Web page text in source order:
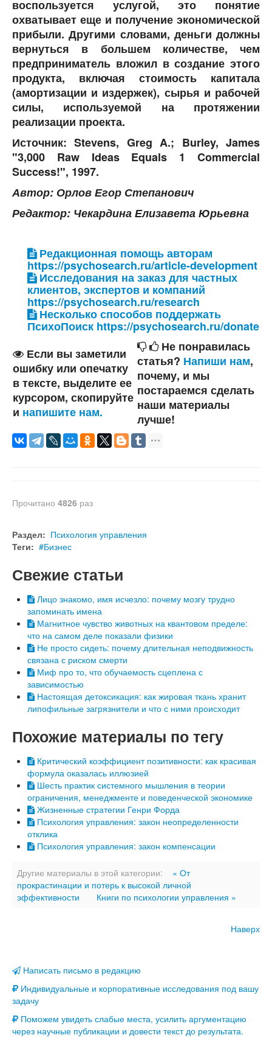
воспользуется услугой, это понятие
охватывает еще и получение экономической
прибыли. Другими словами, деньги должны
вернуться в большем количестве, чем
предприниматель вложил в создание этого
продукта, включая стоимость капитала
(амортизации и издержек), сырья и рабочей
силы, используемой на протяжении
реализации проекта.
Источник: Stevens, Greg A.; Burley, James
"3,000 Raw Ideas Equals 1 Commercial
Success!", 1997.
Автор: Орлов Егор Степанович
Редактор: Чекардина Елизавета Юрьевна
Редакционная помощь авторам
https://psychosearch.ru/article-development
Исследования на заказ для частных
клиентов, экспертов и компаний
https://psychosearch.ru/research
Несколько способов поддержать
ПсихоПоиск https://psychosearch.ru/donate
Если вы заметили
ошибку или опечатку
в тексте, выделите ее
курсором, скопируйте
и напишите нам.
Не понравилась
статья? Напиши нам,
почему, и мы
постараемся сделать
наши материалы
лучше!
Прочитано 4826 раз
Раздел: Психология управления
Теги:
Бизнес
Свежие статьи
Лицо знакомо, имя исчезло: почему мозгу трудно
запоминать имена
Магнитное чувство животных на квантовом пределе:
что на самом деле показали физики
Не просто сидеть: почему длительная неподвижность
связана с риском смерти
Миф про то, что обучаемость сцеплена с
зависимостью
Настоящая детоксикация: как жировая ткань хранит
липофильные загрязнители и что с ними происходит
Похожие материалы по тегу
Критический коэффициент позитивности: как красивая
формула оказалась иллюзией
Шесть практик системного мышления в теории
ограничения, менеджменте и поведенческой экономике
Жизненные стратегии Генри Форда
Психология управления: закон неопределенности
отклика
Психология управления: закон компенсации
Другие материалы в этой категории:
« От
прокрастинации и потерь к высокой личной
эффективности
Книги по психологии управления »
Наверх
Написать письмо в редакцию
Индивидуальные и корпоративные исследования под вашу
задачу
Поможем увидеть слабые места, усилить аргументацию
через научные публикации и довести текст до результата.